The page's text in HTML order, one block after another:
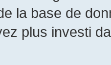
la base de
plus investi